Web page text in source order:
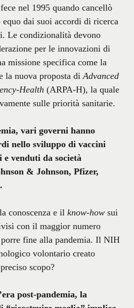
nel 1995 quando cancellò
dai suoi accordi di ricerca
Le condizionalità devono
per le innovazioni di
missione specifica come la
la nuova proposta diAdvanced
Health (ARPA-H), la quale
sulle priorità sanitarie.
vari governi hanno
nello sviluppo di vaccini
venduti da società
& Johnson, Pfizer,
conoscenza e il know-howsui
con il maggior numero
fine alla pandemia. Il NIH
volontario creato
scopo?
post-pandemia, la